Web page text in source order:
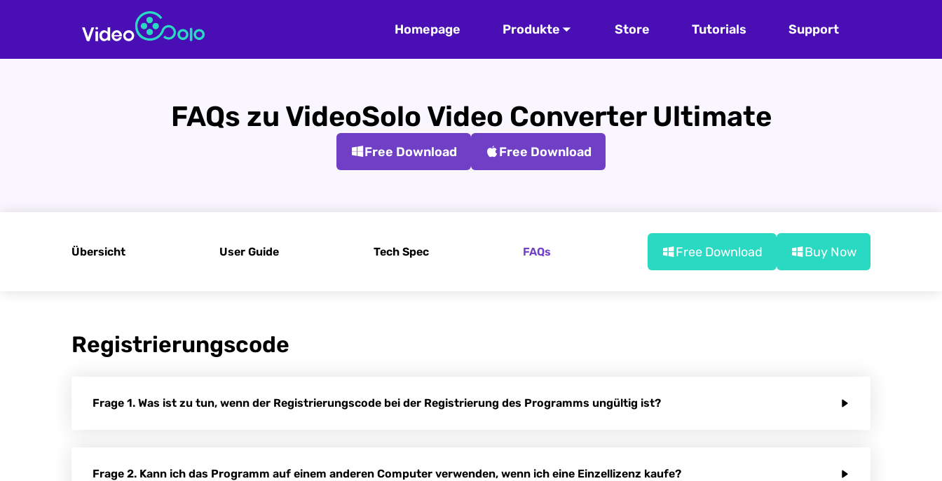
Homepage Produkte Store Tutorials Support
FAQs zu VideoSolo Video Converter Ultimate
Free Download Free Download
Übersicht User Guide Tech Spec FAQs Free Download Buy Now
Registrierungscode
Frage 1. Was ist zu tun, wenn der Registrierungscode bei der Registrierung des Programms ungültig ist?
Frage 2. Kann ich das Programm auf einem anderen Computer verwenden, wenn ich eine Einzellizenz kaufe?